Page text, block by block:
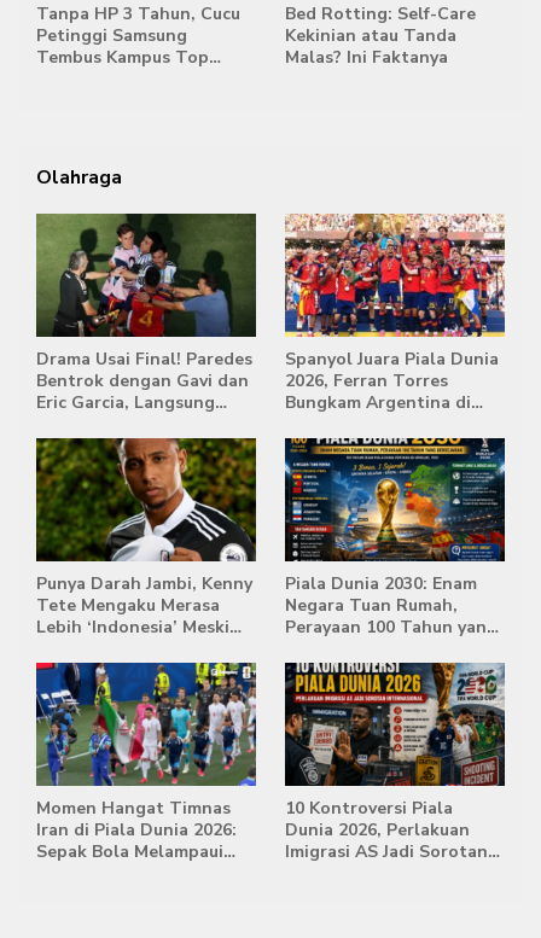
Tanpa HP 3 Tahun, Cucu
Petinggi Samsung
Tembus Kampus Top
Bed Rotting: Self-Care
Kekinian atau Tanda
Malas? Ini Faktanya
Olahraga
Drama Usai Final! Paredes
Bentrok dengan Gavi dan
Eric Garcia, Langsung
Spanyol Juara Piala Dunia
2026, Ferran Torres
Bungkam Argentina di
Punya Darah Jambi, Kenny
Tete Mengaku Merasa
Lebih ‘Indonesia’ Meski
Piala Dunia 2030: Enam
Negara Tuan Rumah,
Perayaan 100 Tahun yang
Momen Hangat Timnas
Iran di Piala Dunia 2026:
Sepak Bola Melampaui
10 Kontroversi Piala
Dunia 2026, Perlakuan
Imigrasi AS Jadi Sorotan